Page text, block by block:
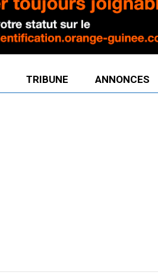
TRIBUNE ANNONCES